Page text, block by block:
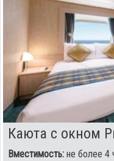
Каюта с окном
Вместимость: не более 4